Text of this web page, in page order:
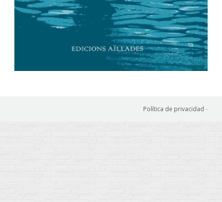
Política de privacidad -